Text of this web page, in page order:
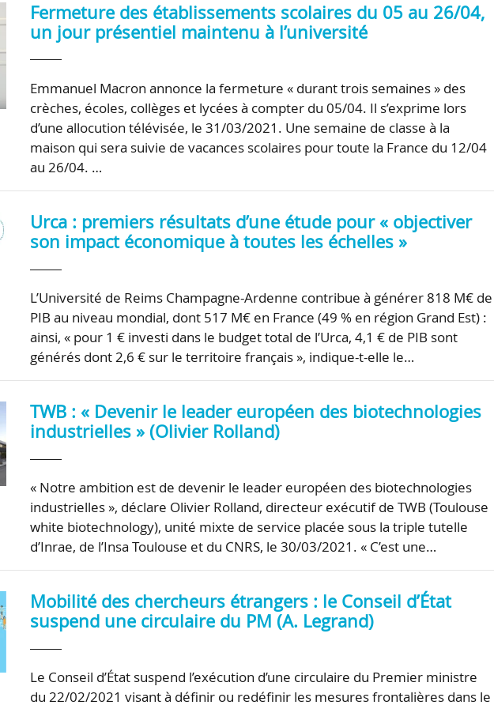
Fermeture des établissements scolaires du 05 au 26/04,
un jour présentiel maintenu à l’université
Emmanuel Macron annonce la fermeture « durant trois semaines » des
crèches, écoles, collèges et lycées à compter du 05/04. Il s’exprime lors
d’une allocution télévisée, le 31/03/2021. Une semaine de classe à la
maison qui sera suivie de vacances scolaires pour toute la France du 12/04
au 26/04. …
Urca : premiers résultats d’une étude pour « objectiver
son impact économique à toutes les échelles »
L’Université de Reims Champagne-Ardenne contribue à générer 818 M€ de
PIB au niveau mondial, dont 517 M€ en France (49 % en région Grand Est) :
ainsi, « pour 1 € investi dans le budget total de l’Urca, 4,1 € de PIB sont
générés dont 2,6 € sur le territoire français », indique-t-elle le…
TWB : « Devenir le leader européen des biotechnologies
industrielles » (Olivier Rolland)
« Notre ambition est de devenir le leader européen des biotechnologies
industrielles », déclare Olivier Rolland, directeur exécutif de TWB (Toulouse
white biotechnology), unité mixte de service placée sous la triple tutelle
d’Inrae, de l’Insa Toulouse et du CNRS, le 30/03/2021. « C’est une…
Mobilité des chercheurs étrangers : le Conseil d’État
suspend une circulaire du PM (A. Legrand)
Le Conseil d’État suspend l’exécution d’une circulaire du Premier ministre
du 22/02/2021 visant à définir ou redéfinir les mesures frontalières dans le